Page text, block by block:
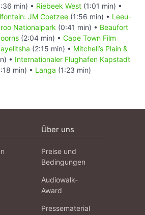
min) • Riebeek West (1:01 min) •
JM Coetzee (1:56 min) • Leeu-
Nationalpark (0:41 min) • Beaufort
(2:04 min) • Cape Town Film
(2:15 min) • Mitchell’s Plain &
• Internationaler Flughafen Kapstadt
min) • Langa (1:23 min)
Über uns
Preise und
Bedingungen
Audiowalk-
Award
Pressematerial